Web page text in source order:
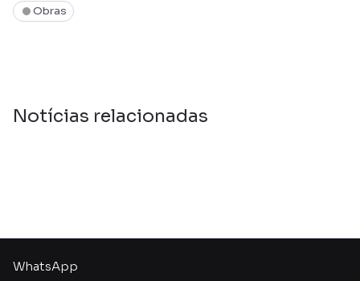
Obras
Notícias relacionadas
WhatsApp